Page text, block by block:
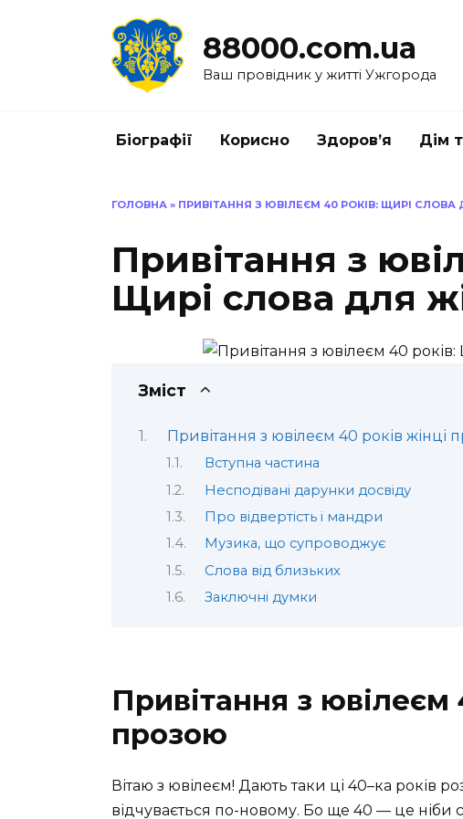
88000.com.ua
Ваш провідник у житті Ужгорода
Біографії Корисно Здоров’я Дім
ГОЛОВНА » ПРИВІТАННЯ З ЮВІЛЕЄМ 40 РОКІВ: ЩИРІ СЛОВА
Привітання з
Щирі слова для
Зміст
Привітання з ювілеєм 40 років жінці
Вступна частина
Несподівані дарунки досвіду
Про відвертість і мандри
Музика, що супроводжує
Слова від близьких
Заключні думки
Привітання з ювілеєм
прозою
Вітаю з ювілеєм! Дають таки ці 40–ка років
відчувається по-новому. Бо ще 40 — це ніби